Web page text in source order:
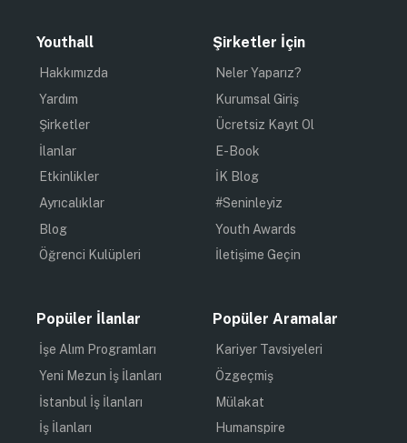
Youthall
Hakkımızda
Yardım
Şirketler
İlanlar
Etkinlikler
Ayrıcalıklar
Blog
Öğrenci Kulüpleri
Şirketler İçin
Neler Yaparız?
Kurumsal Giriş
Ücretsiz Kayıt Ol
E-Book
İK Blog
#Seninleyiz
Youth Awards
İletişime Geçin
Popüler İlanlar
İşe Alım Programları
Yeni Mezun İş İlanları
İstanbul İş İlanları
İş İlanları
Popüler Aramalar
Kariyer Tavsiyeleri
Özgeçmiş
Mülakat
Humanspire